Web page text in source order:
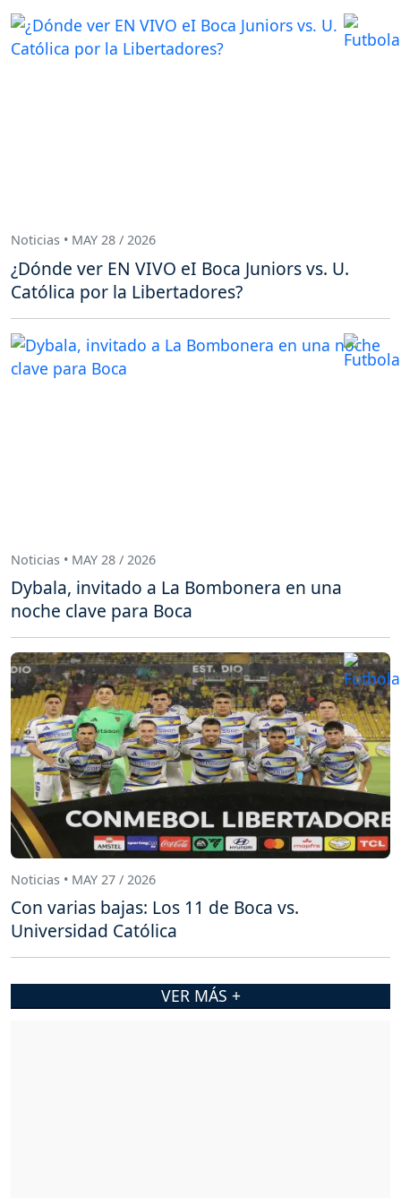
Noticias • MAY 28 / 2026
¿Dónde ver EN VIVO eI Boca Juniors vs. U.
Católica por la Libertadores?
Noticias • MAY 28 / 2026
Dybala, invitado a La Bombonera en una
noche clave para Boca
Noticias • MAY 27 / 2026
Con varias bajas: Los 11 de Boca vs.
Universidad Católica
VER MÁS +